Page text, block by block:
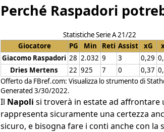
Perché Raspadori
Statistiche Serie A 21/22
Giocatore
PG Min Reti Assist xG
Giacomo Raspadori 28 2.032 9 3 0,29
Dries Mertens
22 925 7 0 0,37
Offerto da FBref.com: Visualizza lo strumento di
Generated 3/30/2022.
Il Napoli si troverà in estate ad affrontare
rappresenta sicuramente una certezza
sicuro, e bisogna fare i conti anche con la